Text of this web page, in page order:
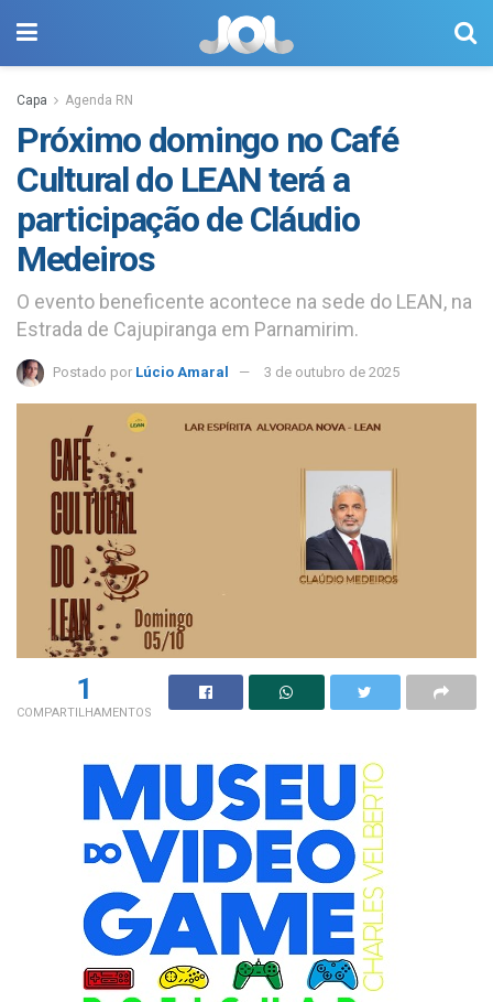
Capa Agenda RN
Próximo domingo no Café
Cultural do LEAN terá a
participação de Cláudio
Medeiros
O evento beneficente acontece na sede do LEAN, na
Estrada de Cajupiranga em Parnamirim.
Postado por Lúcio Amaral 3 de outubro de 2025
1
COMPARTILHAMENTOS